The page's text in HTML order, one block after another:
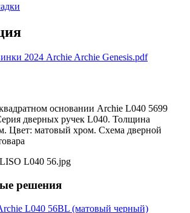
2024 Archie Archie Genesis.pdf
основании Archie L040 5699
дверных ручек L040. Толщина
Цвет: матовый хром. Схема дверной
решения